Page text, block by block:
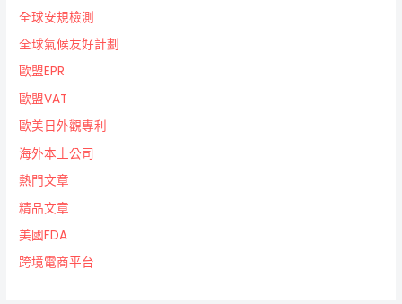
全球安規檢測
全球氣候友好計劃
歐盟EPR
歐盟VAT
歐美日外觀專利
海外本土公司
熱門文章
精品文章
美國FDA
跨境電商平台